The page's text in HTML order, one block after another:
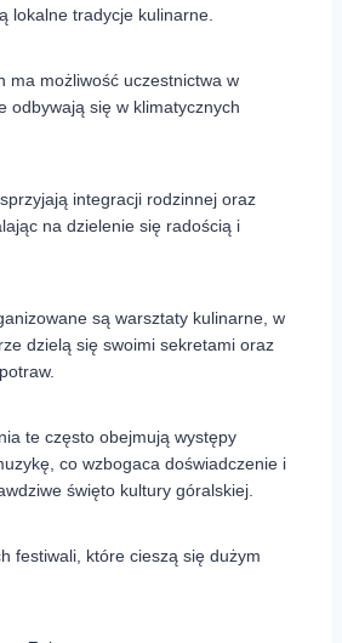
lokalne tradycje kulinarne.
ma możliwość uczestnictwa w
odbywają się w klimatycznych
integracji rodzinnej oraz
na dzielenie się radością i
są warsztaty kulinarne, w
dzielą się swoimi sekretami oraz
te często obejmują występy
co wzbogaca doświadczenie i
święto kultury góralskiej.
festiwali, które cieszą się dużym